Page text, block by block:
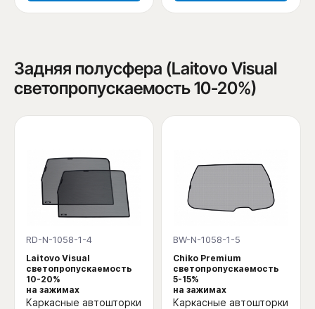
Задняя полусфера (Laitovo Visual
светопропускаемость 10-20%)
RD-N-1058-1-4
Laitovo Visual
светопропускаемость
10-20%
на зажимах
Каркасные автошторки
BW-N-1058-1-5
Chiko Premium
светопропускаемость
5-15%
на зажимах
Каркасные автошторки